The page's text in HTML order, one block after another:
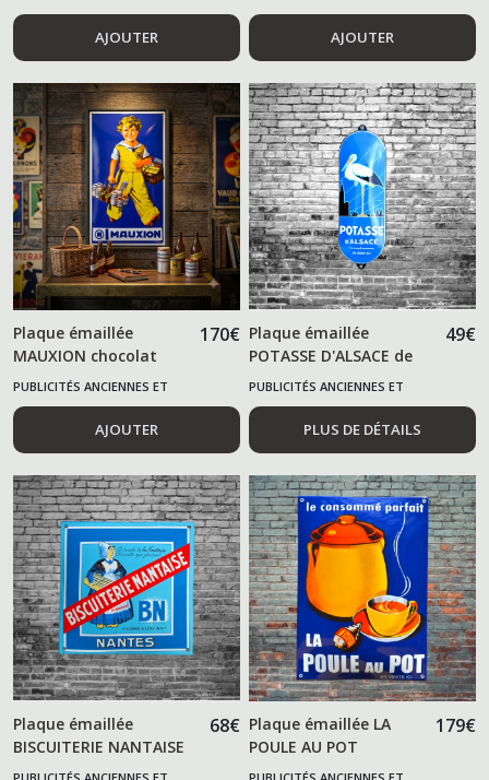
ALIMENTAIRES
AJOUTER
ALIMENTAIRES
AJOUTER
Plaque émaillée
MAUXION chocolat
170€
PUBLICITÉS ANCIENNES ET
ALIMENTAIRES
AJOUTER
Plaque émaillée
POTASSE D'ALSACE de
propreté
49€
PUBLICITÉS ANCIENNES ET
ALIMENTAIRES
PLUS DE DÉTAILS
Plaque émaillée
BISCUITERIE NANTAISE
BN
68€ Plaque émaillée LA
POULE AU POT
179€